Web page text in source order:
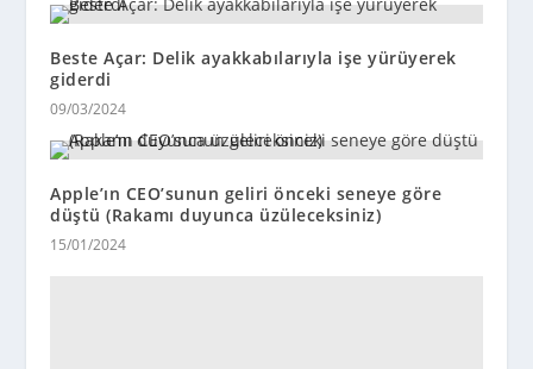
Beste Açar: Delik ayakkabılarıyla işe yürüyerek
giderdi
09/03/2024
Apple’ın CEO’sunun geliri önceki seneye göre
düştü (Rakamı duyunca üzüleceksiniz)
15/01/2024